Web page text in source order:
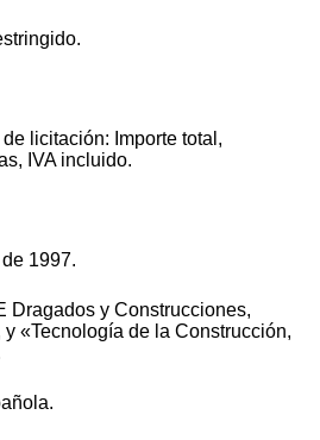
licitación: Importe total,
IVA incluido.
1997.
Dragados y Construcciones,
«Tecnología de la Construcción,